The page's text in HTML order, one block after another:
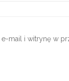
mail i witrynę w